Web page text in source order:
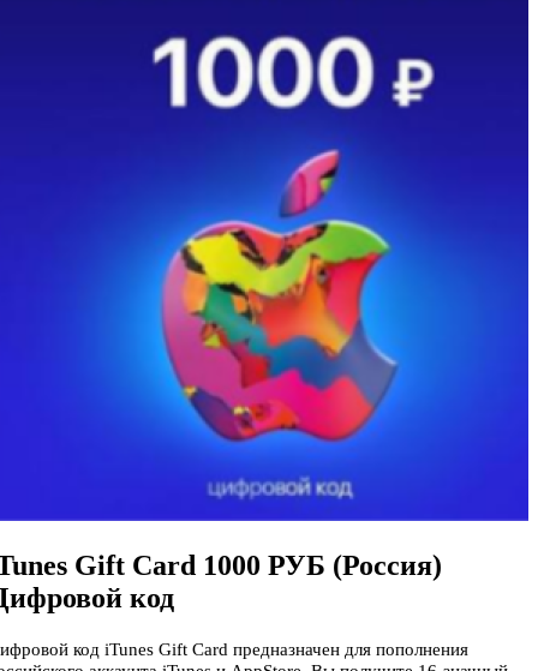
Gift Card 1000 РУБ (Россия)
код
код iTunes Gift Card предназначен для пополнения